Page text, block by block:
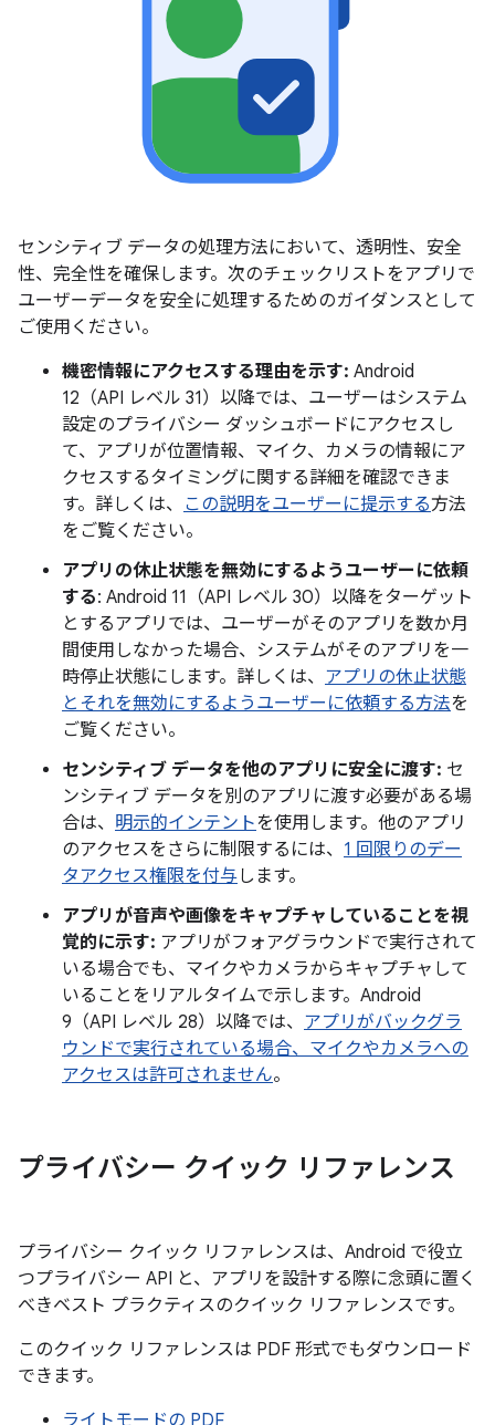
センシティブ データの処理方法において、透明性、安全
性、完全性を確保します。次のチェックリストをアプリで
ユーザーデータを安全に処理するためのガイダンスとして
ご使用ください。
機密情報にアクセスする理由を示す: Android
12（API レベル 31）以降では、ユーザーはシステム
設定のプライバシー ダッシュボードにアクセスし
て、アプリが位置情報、マイク、カメラの情報にア
クセスするタイミングに関する詳細を確認できま
す。詳しくは、 この説明をユーザーに提示する方法
をご覧ください。
アプリの休止状態を無効にするようユーザーに依頼
する: Android 11（API レベル 30）以降をターゲット
とするアプリでは、ユーザーがそのアプリを数か月
間使用しなかった場合、システムがそのアプリを一
時停止状態にします。詳しくは、 アプリの休止状態
とそれを無効にするようユーザーに依頼する方法を
ご覧ください。
センシティブ データを他のアプリに安全に渡す: セ
ンシティブ データを別のアプリに渡す必要がある場
合は、 明示的インテントを使用します。他のアプリ
のアクセスをさらに制限するには、 1 回限りのデー
タアクセス権限を付与します。
アプリが音声や画像をキャプチャしていることを視
覚的に示す: アプリがフォアグラウンドで実行されて
いる場合でも、マイクやカメラからキャプチャして
いることをリアルタイムで示します。Android
9（API レベル 28）以降では、 アプリがバックグラ
ウンドで実行されている場合、マイクやカメラへの
アクセスは許可されません。
プライバシー クイック リファレンス
プライバシー クイック リファレンスは、Android で役立
つプライバシー API と、アプリを設計する際に念頭に置く
べきベスト プラクティスのクイック リファレンスです。
このクイック リファレンスは PDF 形式でもダウンロード
できます。
ライトモードの PDF